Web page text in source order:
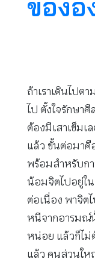
ของอ
ถ้าเราเดินไปต
ไป ตั้งใจรักษา
ต้องมีเสาเข็มเ
แล้ว ขั้นต่อมาคื
พร้อมสำหรับก
น้อมจิตไปอยู่ใ
ต่อเนื่อง พาจิต
หนีจากอารมณ์นั้
หน่อย แล้วก็ไ
แล้ว คนส่วนใ